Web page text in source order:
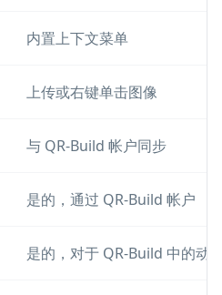
内置上下文菜单
上传或右键单击图像
与 QR-Build 帐户同步
是的，通过 QR-Build 帐户
是的，对于 QR-Build 中的动